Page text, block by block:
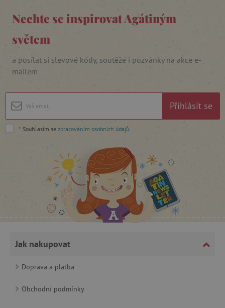
Nechte se inspirovat Agátiným
světem
a posílat si slevové kódy, soutěže i pozvánky na akce e-
mailem
Přihlásit se
* Souhlasím se zpracováním osobních údajů
Jak nakupovat
Doprava a platba
Obchodní podmínky
cjConsent .agatinsvet.cz
CookieScriptConsent